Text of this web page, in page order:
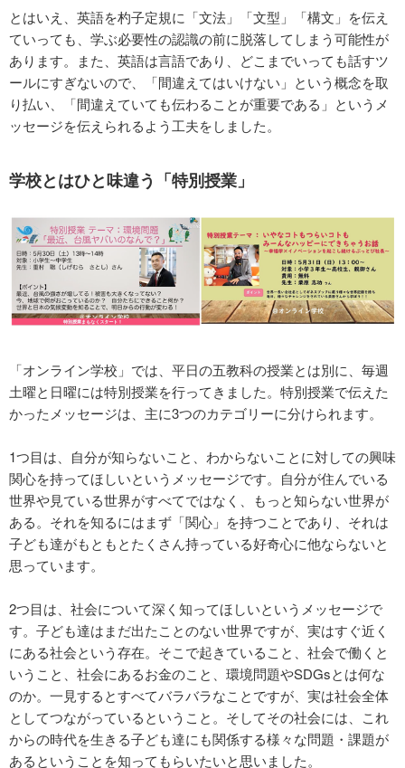
とはいえ、英語を杓子定規に「文法」「文型」「構文」を伝え
ていっても、学ぶ必要性の認識の前に脱落してしまう可能性が
あります。また、英語は言語であり、どこまでいっても話すツ
ールにすぎないので、「間違えてはいけない」という概念を取
り払い、「間違えていても伝わることが重要である」というメ
ッセージを伝えられるよう工夫をしました。
学校とはひと味違う「特別授業」
「オンライン学校」では、平日の五教科の授業とは別に、毎週
土曜と日曜には特別授業を行ってきました。特別授業で伝えた
かったメッセージは、主に3つのカテゴリーに分けられます。
1つ目は、自分が知らないこと、わからないことに対しての興味
関心を持ってほしいというメッセージです。自分が住んでいる
世界や見ている世界がすべてではなく、もっと知らない世界が
ある。それを知るにはまず「関心」を持つことであり、それは
子ども達がもともとたくさん持っている好奇心に他ならないと
思っています。
2つ目は、社会について深く知ってほしいというメッセージで
す。子ども達はまだ出たことのない世界ですが、実はすぐ近く
にある社会という存在。そこで起きていること、社会で働くと
いうこと、社会にあるお金のこと、環境問題やSDGsとは何な
のか。一見するとすべてバラバラなことですが、実は社会全体
としてつながっているということ。そしてその社会には、これ
からの時代を生きる子ども達にも関係する様々な問題・課題が
あるということを知ってもらいたいと思いました。